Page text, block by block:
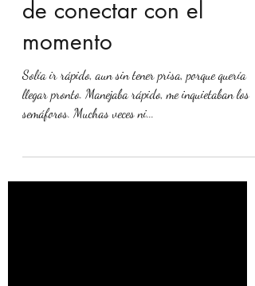
El infravalorado placer
de conectar con el
momento
Solía ir rápido, aun sin tener prisa, porque quería